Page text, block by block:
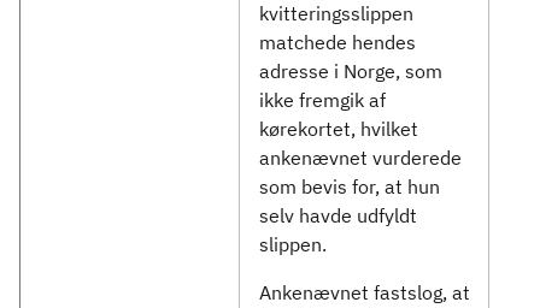
kvitteringsslippen
matchede hendes
adresse i Norge, som
ikke fremgik af
kørekortet, hvilket
ankenævnet vurderede
som bevis for, at hun
selv havde udfyldt
slippen.
Ankenævnet fastslog, at